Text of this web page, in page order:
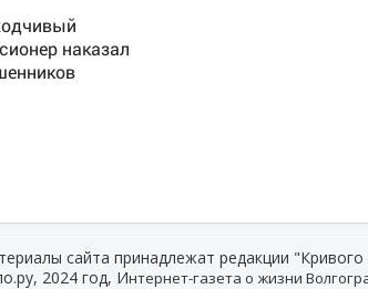
года: Причины,
откуда
хлопок
наказал
сайта принадлежат редакции
2024 год, Интернет-газета о жизни